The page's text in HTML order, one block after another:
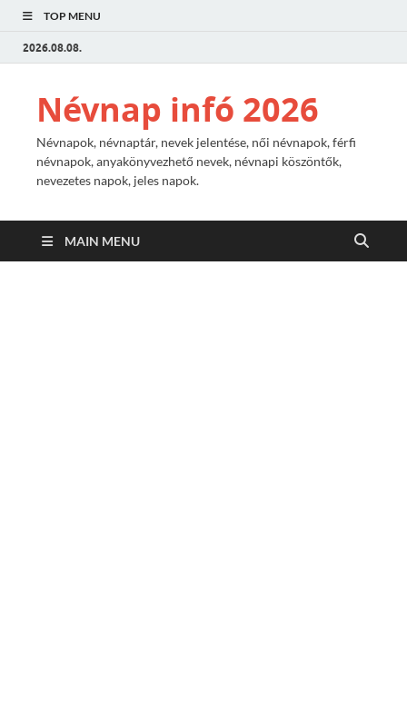
TOP MENU
2026.08.08.
Névnap infó 2026
Névnapok, névnaptár, nevek jelentése, női névnapok, férfi
névnapok, anyakönyvezhető nevek, névnapi köszöntők,
nevezetes napok, jeles napok.
MAIN MENU